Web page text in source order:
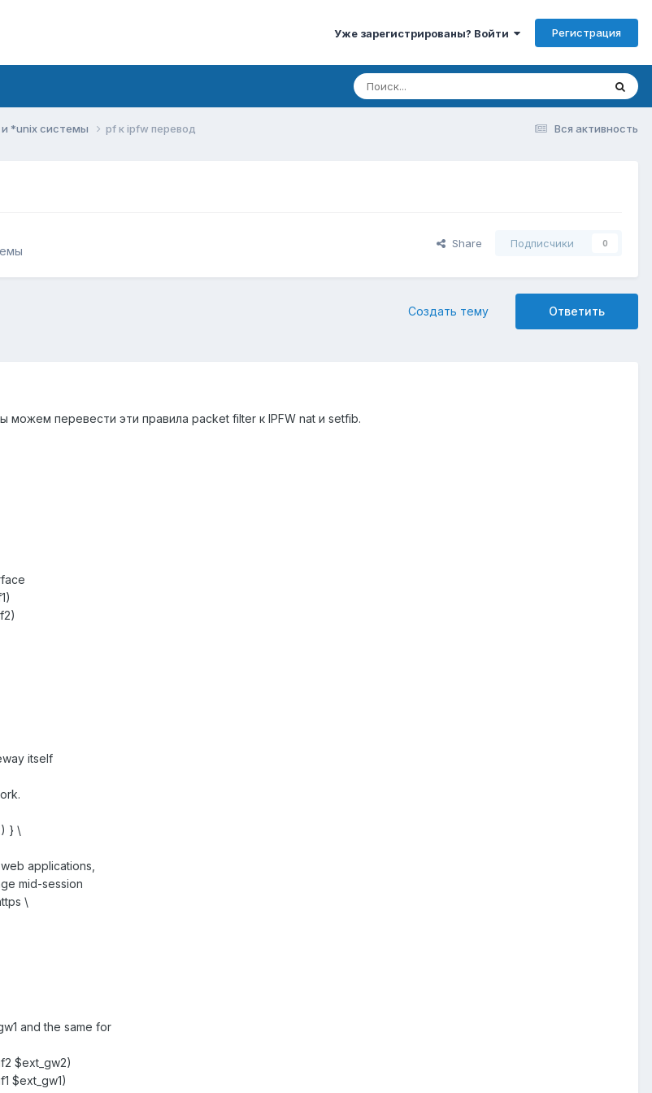
Уже зарегистрированы? Войти Регистрация
Вся активность
*unix системы pf к ipfw перевод
Share Подписчики 0
Ответить
Создать тему
можем перевести эти правила packet filter к IPFW nat и setfib.
itself
} \
applications,
mid-session
\
and the same for
$ext_gw2)
$ext_gw1)